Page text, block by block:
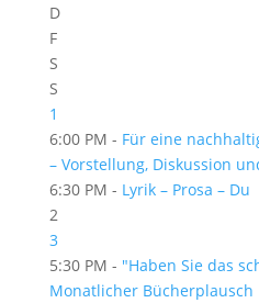
D
F
S
S
1
6:00 PM - Für eine
– Vorstellung, Diskussion
6:30 PM - Lyrik – Prosa – Du
2
3
5:30 PM - "Haben Sie das
Monatlicher Bücherplausch